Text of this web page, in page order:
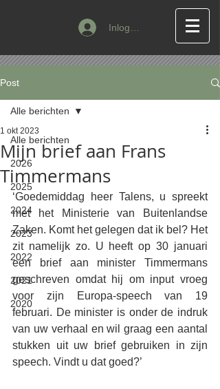
Inloggen
Post
Alle berichten
2026
2025
2024
2023
2022
2021
2020
Alle berichten
Mijn brief aan Frans
Timmermans
1 okt 2023
‘Goedemiddag heer Talens, u spreekt
met het Ministerie van Buitenlandse
Zaken. Komt het gelegen dat ik bel? Het
zit namelijk zo. U heeft op 30 januari
een brief aan minister Timmermans
geschreven omdat hij om input vroeg
voor zijn Europa-speech van 19
februari. De minister is onder de indruk
van uw verhaal en wil graag een aantal
stukken uit uw brief gebruiken in zijn
speech. Vindt u dat goed?’